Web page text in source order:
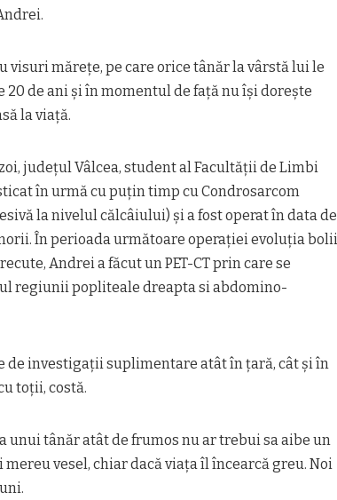
visuri mărețe, pe care orice tânăr la vârstă lui le
20 de ani și în momentul de față nu își dorește
la viață.
județul Vâlcea, student al Facultății de Limbi
în urmă cu puțin timp cu Condrosarcom
la nivelul călcâiului) și a fost operat în data de
În perioada următoare operației evoluția bolii
Andrei a făcut un PET-CT prin care se
regiunii popliteale dreapta si abdomino-
de investigații suplimentare atât în țară, cât și în
toții, costă.
unui tânăr atât de frumos nu ar trebui sa aibe un
vesel, chiar dacă viața îl încearcă greu. Noi